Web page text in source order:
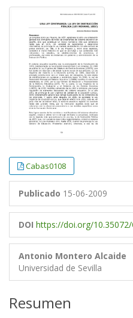
Cabas0108
Publicado 15-06-2009
DOI https://doi.org/10.35072/
Antonio Montero Alcaide
Universidad de Sevilla
Resumen